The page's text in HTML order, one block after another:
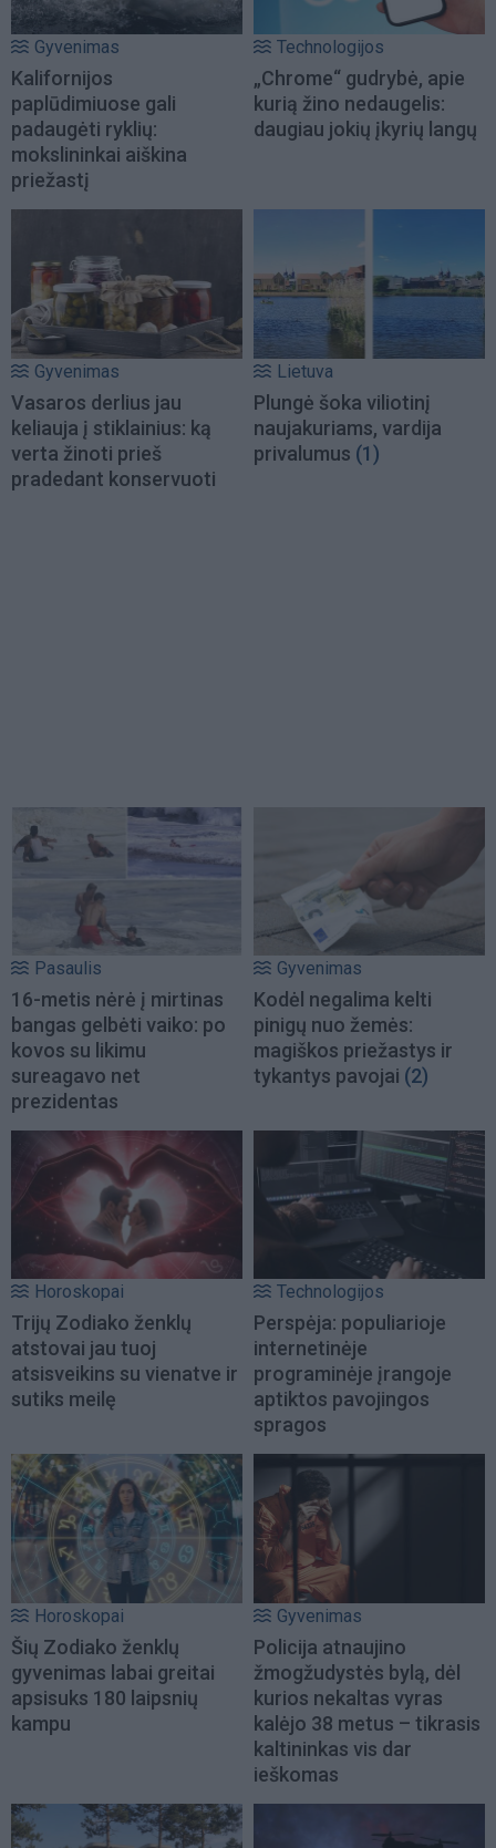
Gyvenimas
Kalifornijos
paplūdimiuose gali
padaugėti ryklių:
mokslininkai aiškina
priežastį
Technologijos
„Chrome“ gudrybė, apie
kurią žino nedaugelis:
daugiau jokių įkyrių langų
Gyvenimas
Vasaros derlius jau
keliauja į stiklainius: ką
verta žinoti prieš
pradedant konservuoti
Lietuva
Plungė šoka viliotinį
naujakuriams, vardija
privalumus (1)
Pasaulis
16-metis nėrė į mirtinas
bangas gelbėti vaiko: po
kovos su likimu
sureagavo net
prezidentas
Gyvenimas
Kodėl negalima kelti
pinigų nuo žemės:
magiškos priežastys ir
tykantys pavojai (2)
Horoskopai
Trijų Zodiako ženklų
atstovai jau tuoj
atsisveikins su vienatve ir
sutiks meilę
Technologijos
Perspėja: populiarioje
internetinėje
programinėje įrangoje
aptiktos pavojingos
spragos
Horoskopai
Šių Zodiako ženklų
gyvenimas labai greitai
apsisuks 180 laipsnių
kampu
Gyvenimas
Policija atnaujino
žmogžudystės bylą, dėl
kurios nekaltas vyras
kalėjo 38 metus – tikrasis
kaltininkas vis dar
ieškomas